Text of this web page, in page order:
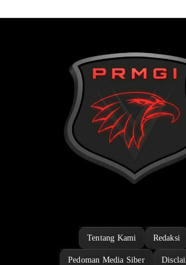
Tentang Kami Redaksi
Pedoman Media Siber